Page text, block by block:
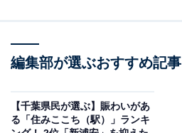
編集部が選ぶおすすめ記事
【千葉県民が選ぶ】賑わいがあ
る「住みここち（駅）」ランキ